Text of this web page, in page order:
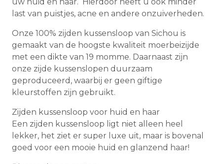
last van puistjes, acne en andere onzuiverheden.
Onze 100% zijden kussensloop van Sichou is
gemaakt van de hoogste kwaliteit moerbeizijde
met een dikte van 19 momme. Daarnaast zijn
onze zijde kussenslopen duurzaam
geproduceerd, waarbij er geen giftige
kleurstoffen zijn gebruikt.
Zijden kussensloop voor huid en haar
Een zijden kussensloop ligt niet alleen heel
lekker, het ziet er super luxe uit, maar is bovenal
goed voor een mooie huid en glanzend haar!